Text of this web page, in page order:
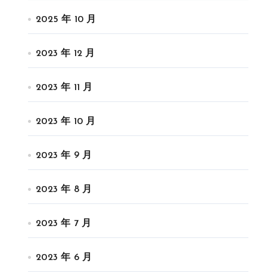
2025 年 10 月
2023 年 12 月
2023 年 11 月
2023 年 10 月
2023 年 9 月
2023 年 8 月
2023 年 7 月
2023 年 6 月